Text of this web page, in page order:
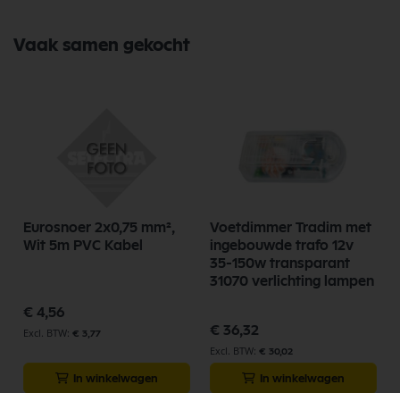
Vaak samen gekocht
Eurosnoer 2x0,75 mm²,
Wit 5m PVC Kabel
€ 4,56
€ 3,77
In winkelwagen
Voetdimmer Tradim met
ingebouwde trafo 12v
35-150w transparant
31070 verlichting lampen
€ 36,32
€ 30,02
In winkelwagen